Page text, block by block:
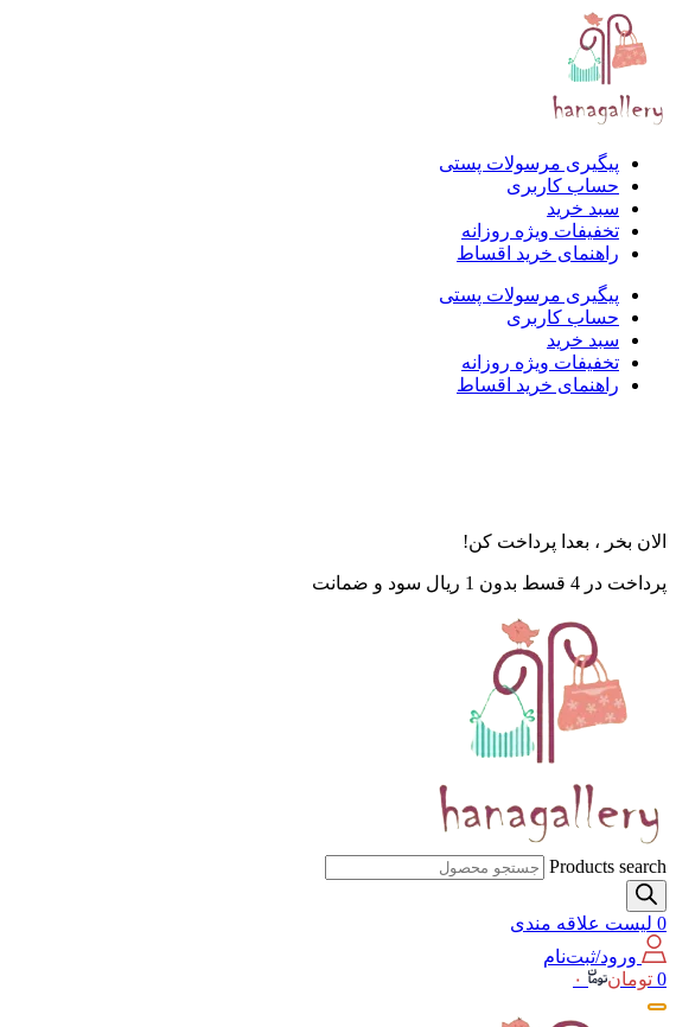
پیگیری مرسولات پستی
حساب کاربری
سبد خرید
تخفیفات ویژه روزانه
راهنمای خرید اقساط
پیگیری مرسولات پستی
حساب کاربری
سبد خرید
تخفیفات ویژه روزانه
راهنمای خرید اقساط
الان بخر ، بعدا پرداخت کن!
پرداخت در 4 قسط بدون 1 ریال سود و ضمانت
Products search
0 لیست علاقه مندی
ورود/ثبت‌نام
0 تومان